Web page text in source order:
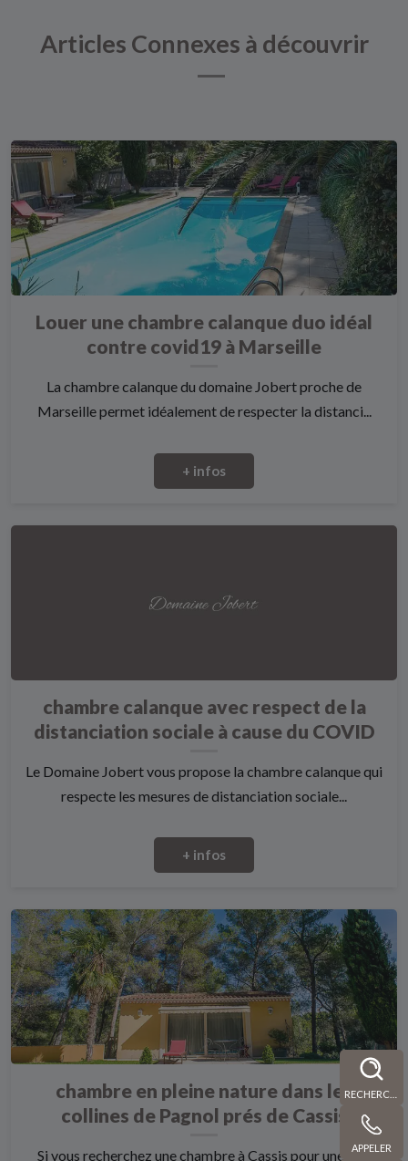
APPELER
Articles Connexes à découvrir
Louer une chambre calanque duo idéal
contre covid19 à Marseille
La chambre calanque du domaine Jobert proche de
Marseille permet idéalement de respecter la distanci...
+ infos
chambre calanque avec respect de la
distanciation sociale à cause du COVID
Le Domaine Jobert vous propose la chambre calanque qui
respecte les mesures de distanciation sociale...
+ infos
chambre en pleine nature dans les
collines de Pagnol prés de Cassis
Si vous recherchez une chambre à Cassis pour une nuit